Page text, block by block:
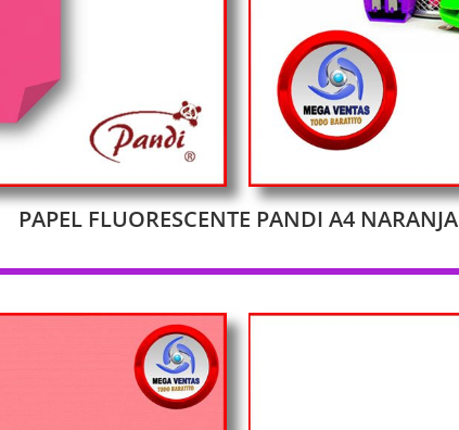
PAPEL FLUORESCENTE PANDI A4 NARANJA